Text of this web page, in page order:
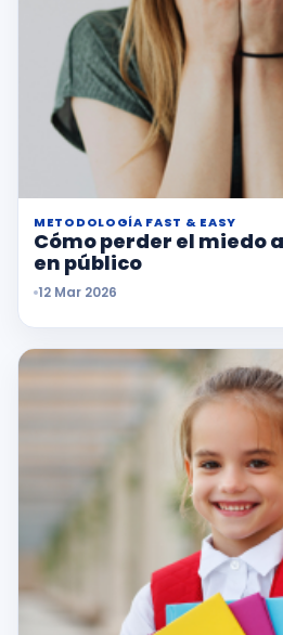
METODOLOGÍA FAST & EASY
Cómo perder el miedo
en público
12 Mar 2026